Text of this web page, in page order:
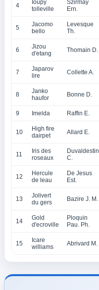
4
Ioupy
tolleville
Szirmay
Ern.
5
Jacomo
bello
Levesque
Th.
6
Jizou
d'etang
Thomain D.
7
Japarov
lire
Collette A.
8
Janko
haufor
Bonne D.
9 Imelda Raffin E.
10
High fire
dairpet
Allard E.
11
Iris des
roseaux
Duvaldestin
C.
12
Hercule
de leau
De Jesus
Est.
13
Jolivert
du gers
Bazire J. M.
14
Gold
d'ecroville
Ploquin
Pau. Ph.
15
Icare
williams
Abrivard M.